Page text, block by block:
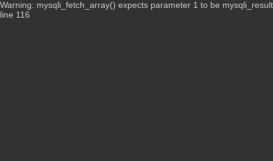
Warning: mysqli_fetch_array() expects parameter 1 to be
line 116